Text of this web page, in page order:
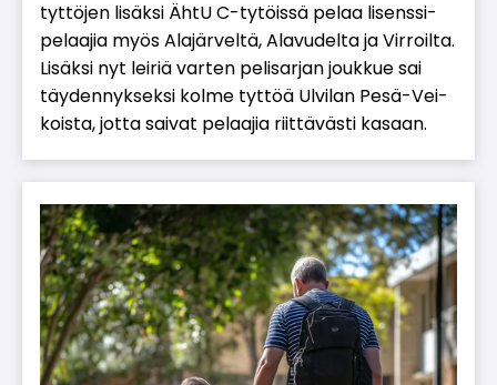
tyt­tö­jen li­säk­si Äh­tU C-ty­töis­sä pe­laa li­sens­si­
pe­laa­jia myös Ala­jär­vel­tä, Ala­vu­del­ta ja Vir­roil­ta.
Li­säk­si nyt lei­riä var­ten pe­li­sar­jan jouk­kue sai
täy­den­nyk­sek­si kol­me tyt­töä Ul­vi­lan Pesä-Vei­
kois­ta, jot­ta sai­vat pe­laa­jia riit­tä­väs­ti ka­saan.